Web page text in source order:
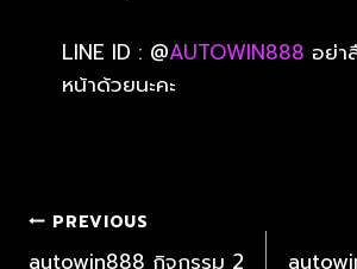
LINE ID : @AUTOWIN888 อย่า
หน้าด้วยนะคะ
PREVIOUS
autowin888 กิจกรรม 2